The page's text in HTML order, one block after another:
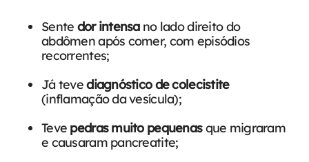
Sente dor intensano lado direito do
abdômen após comer, com episódios
recorrentes;
Já tevediagnóstico de colecistite
(inflamação da vesícula);
Teve pedras muito pequenasque migraram
e causaram pancreatite;